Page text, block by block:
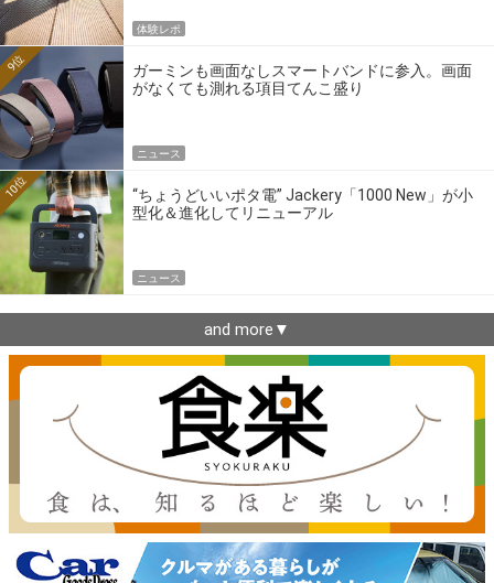
体験レポ
ガーミンも画面なしスマートバンドに参入。画面
がなくても測れる項目てんこ盛り
9位
ニュース
“ちょうどいいポタ電” Jackery「1000 New」が小
型化＆進化してリニューアル
10位
ニュース
and more▼